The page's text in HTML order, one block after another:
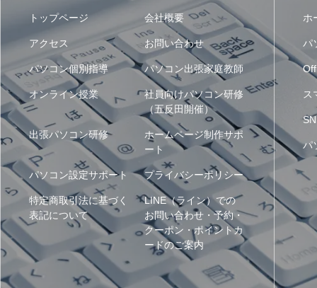
トップページ 会社概要
アクセス お問い合わせ
パソコン個別指導 パソコン出張家庭教師
オンライン授業
社員向けパソコン研修
（五反田開催）
出張パソコン研修
ホームページ制作サポ
ート
パソコン設定サポート プライバシーポリシー
特定商取引法に基づく
表記について
LINE（ライン）での
お問い合わせ・予約・
クーポン・ポイントカ
ードのご案内
ホ
パ
ス
パ